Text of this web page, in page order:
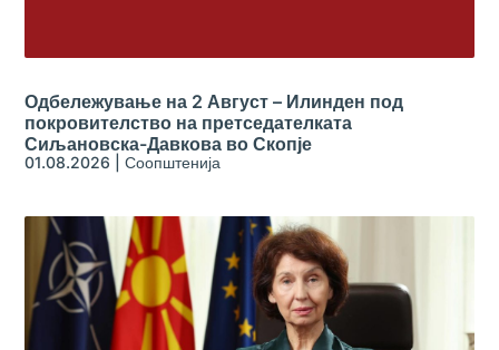
Одбележување на 2 Август – Илинден под
покровителство на претседателката
Сиљановска-Давкова во Скопје
01.08.2026 |Соопштенија